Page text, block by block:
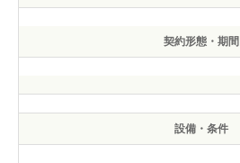
契約形態・期間
設備・条件